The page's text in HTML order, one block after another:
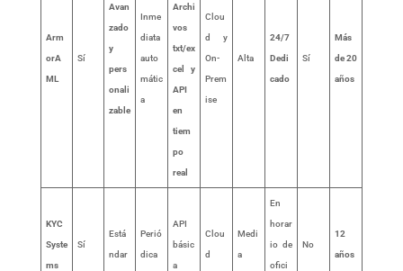
Arm
orA
ML
Sí
Avan
zado
y
pers
onali
zable
Inme
diata
auto
mátic
a
Archi
vos
txt/ex
cel y
API
en
tiem
po
real
Clou
d y
On-
Prem
ise
Alta
24/7
Dedi
cado
Sí
Más
de 20
años
KYC
Syste
ms
Sí
Está
ndar
Perió
dica
API
básic
a
Clou
d
Medi
a
En
horar
io de
ofici
No
12
años